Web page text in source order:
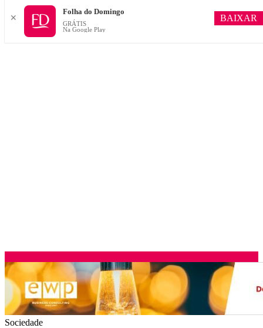
Sociedade
✕
Folha do Domingo
GRÁTIS
Na Google Play
BAIXAR